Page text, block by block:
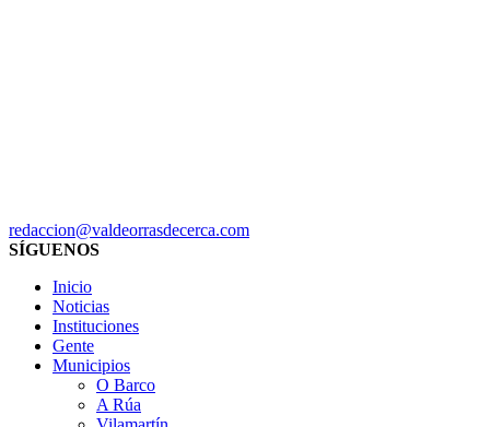
redaccion@valdeorrasdecerca.com
SÍGUENOS
Inicio
Noticias
Instituciones
Gente
Municipios
O Barco
A Rúa